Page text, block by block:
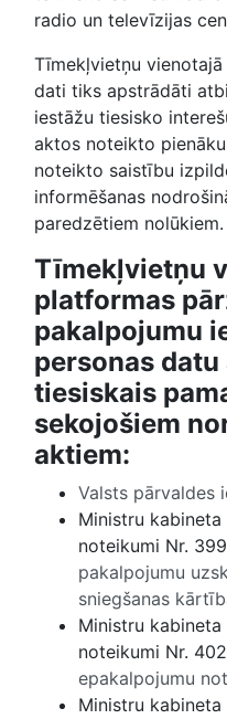
radio un televīzijas
Tīmekļvietņu
dati tiks apstrādāti
iestāžu tiesisko
aktos noteikto
noteikto saistību
informēšanas
paredzētiem nolūkiem.
Tīmekļvietņu
platformas
pakalpojumu
personas
tiesiskais
sekojošiem
aktiem:
Valsts pārvaldes
Ministru kabineta
noteikumi Nr.
pakalpojumu
sniegšanas
Ministru kabineta
noteikumi Nr.
epakalpojumu
Ministru